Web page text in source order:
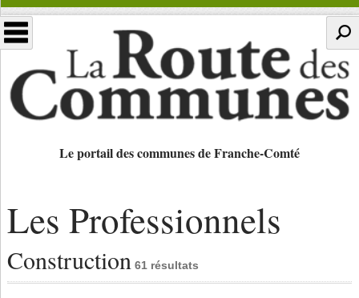
Le portail des communes de Franche-Comté
Les Professionnels
Construction 61 résultats